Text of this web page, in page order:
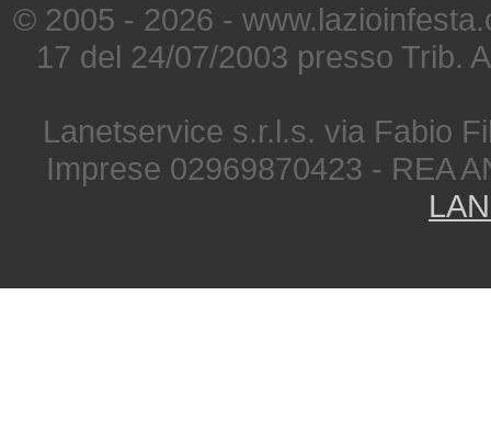
© 2005 - 2026 -
17 del 24/07/2003 presso Trib.
Lanetservice s.r.l.s. via Fabio
Imprese 02969870423 - REA